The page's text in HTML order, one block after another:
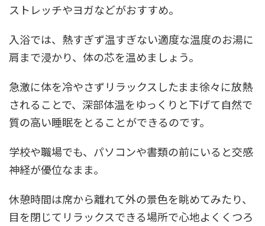
ストレッチやヨガなどがおすすめ。
入浴では、熱すぎず温すぎない適度な温度のお湯に
肩まで浸かり、体の芯を温めましょう。
急激に体を冷やさずリラックスしたまま徐々に放熱
されることで、深部体温をゆっくりと下げて自然で
質の高い睡眠をとることができるのです。
学校や職場でも、パソコンや書類の前にいると交感
神経が優位なまま。
休憩時間は席から離れて外の景色を眺めてみたり、
目を閉じてリラックスできる場所で心地よくくつろ